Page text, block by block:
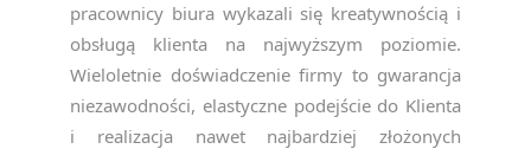
pracownicy biura wykazali się kreatywnością i
obsługą klienta na najwyższym poziomie.
Wieloletnie doświadczenie firmy to gwarancja
niezawodności, elastyczne podejście do Klienta
i realizacja nawet najbardziej złożonych